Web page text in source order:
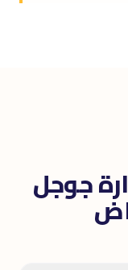
جوجل